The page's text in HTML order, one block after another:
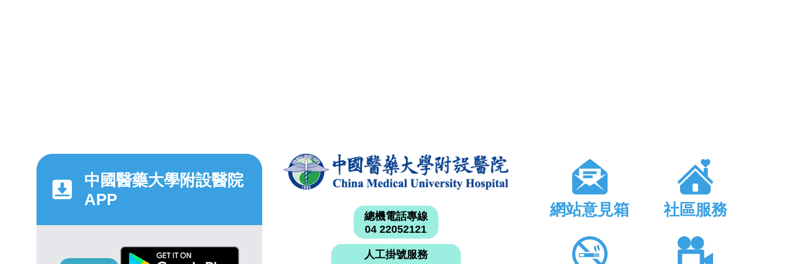
中國醫藥大學附設醫院
APP
總機電話專線
04 22052121
人工掛號服務
網站意見箱 社區服務